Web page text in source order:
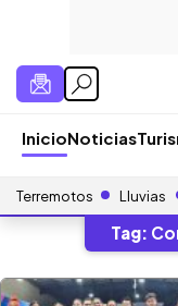
InicioNoticias
Terremotos Lluvias
Tag: